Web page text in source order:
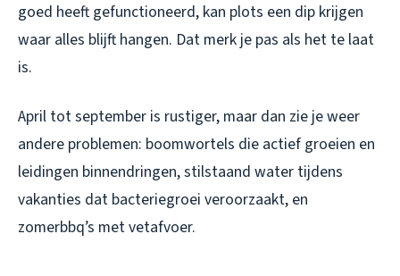
goed heeft gefunctioneerd, kan plots een dip krijgen
waar alles blijft hangen. Dat merk je pas als het te laat
is.
April tot september is rustiger, maar dan zie je weer
andere problemen: boomwortels die actief groeien en
leidingen binnendringen, stilstaand water tijdens
vakanties dat bacteriegroei veroorzaakt, en
zomerbbq’s met vetafvoer.